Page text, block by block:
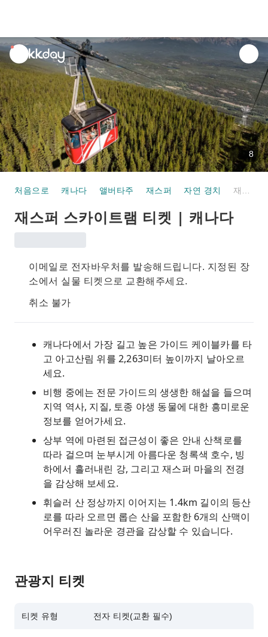
unread
notifications
8
처음으로 캐나다 앨버타주 재스퍼 자연 경치
재스퍼 스카이트램 티켓 | 캐나다
이메일로 전자바우처를 발송해드립니다. 지정된 장
소에서 실물 티켓으로 교환해주세요.
취소 불가
캐나다에서 가장 길고 높은 가이드 케이블카를 타
고 아고산림 위를 2,263미터 높이까지 날아오르
세요.
비행 중에는 전문 가이드의 생생한 해설을 들으며
지역 역사, 지질, 토종 야생 동물에 대한 흥미로운
정보를 얻어가세요.
상부 역에 마련된 접근성이 좋은 안내 산책로를
따라 걸으며 눈부시게 아름다운 청록색 호수, 빙
하에서 흘러내린 강, 그리고 재스퍼 마을의 전경
을 감상해 보세요.
휘슬러 산 정상까지 이어지는 1.4km 길이의 등산
로를 따라 오르면 롭슨 산을 포함한 6개의 산맥이
어우러진 놀라운 경관을 감상할 수 있습니다.
관광지 티켓
티켓 유형 전자 티켓(교환 필수)